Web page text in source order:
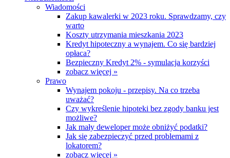
Wiadomości
Zakup kawalerki w 2023 roku. Sprawdzamy, czy
warto
Koszty utrzymania mieszkania 2023
Kredyt hipoteczny a wynajem. Co się bardziej
opłaca?
Bezpieczny Kredyt 2% - symulacja korzyści
zobacz więcej »
Prawo
Wynajem pokoju - przepisy. Na co trzeba
uważać?
Czy wykreślenie hipoteki bez zgody banku jest
możliwe?
Jak mały deweloper może obniżyć podatki?
Jak się zabezpieczyć przed problemami z
lokatorem?
zobacz więcej »